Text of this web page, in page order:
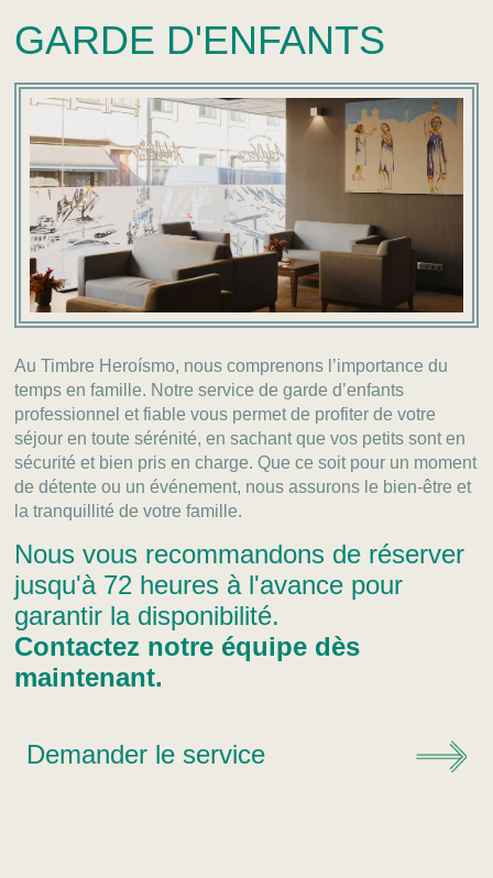
Au Timbre Heroísmo, nous comprenons l’importance du
temps en famille. Notre service de garde d’enfants
professionnel et fiable vous permet de profiter de votre
séjour en toute sérénité, en sachant que vos petits sont en
sécurité et bien pris en charge. Que ce soit pour un moment
de détente ou un événement, nous assurons le bien-être et
la tranquillité de votre famille.
Nous vous recommandons de réserver
jusqu'à 72 heures à l'avance pour
garantir la disponibilité.
Contactez notre équipe dès
maintenant.
Demander le service
GARDE D'ENFANTS